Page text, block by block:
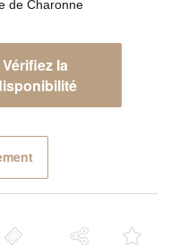
de Charonne
Vérifiez la